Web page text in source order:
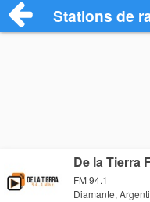
Stations de
De la Tierra
FM 94.1
Diamante,